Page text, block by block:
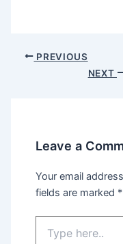
PREVIOUS
NEXT
Leave a
Your email
fields are marked *
here..